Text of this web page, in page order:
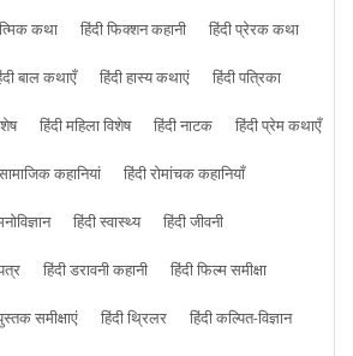
कथा हिंदी फिक्शन कहानी
हिंदी प्रेरक कथा
बाल कथाएँ हिंदी हास्य कथाएं
हिंदी पत्रिका
हिंदी महिला विशेष हिंदी नाटक
हिंदी प्रेम कथाएँ
कहानियां
हिंदी रोमांचक कहानियाँ
हिंदी स्वास्थ्य
हिंदी जीवनी
हिंदी डरावनी कहानी
हिंदी फिल्म समीक्षा
समीक्षाएं हिंदी थ्रिलर
हिंदी कल्पित-विज्ञान